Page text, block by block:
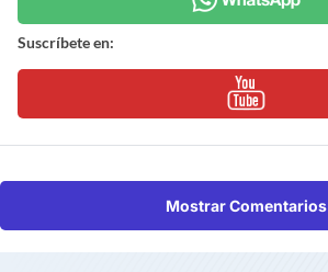
Suscríbete en:
Mostrar Comentarios